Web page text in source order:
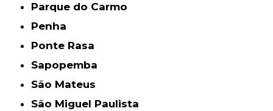
Parque do Carmo
Penha
Ponte Rasa
Sapopemba
São Mateus
São Miguel Paulista